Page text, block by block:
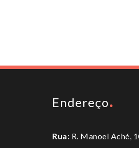
Endereço
Rua: R. Manoel Aché,